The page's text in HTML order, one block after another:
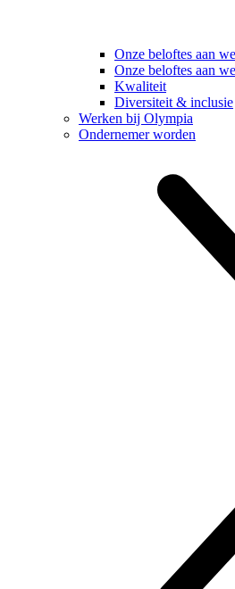
Onze beloftes aan
Onze beloftes aan
Kwaliteit
Diversiteit & inclusie
Werken bij Olympia
Ondernemer worden